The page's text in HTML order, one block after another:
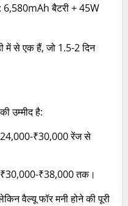
: 6,580mAh बैटरी + 45W
में से एक हैं, जो 1.5-2 दिन
उम्मीद है:
₹30,000 रेंज से
₹38,000 तक।
वैल्यू फॉर मनी होने की पूरी